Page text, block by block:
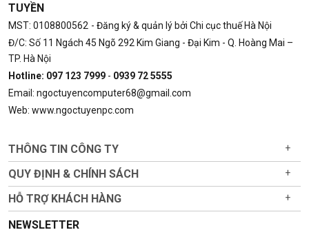
TUYỀN
MST: 0108800562 - Đăng ký & quản lý bởi Chi cục thuế Hà Nội
Đ/C: Số 11 Ngách 45 Ngõ 292 Kim Giang - Đại Kim - Q. Hoàng Mai –
TP. Hà Nội
Hotline: 097 123 7999 - 0939 72 5555
Email: ngoctuyencomputer68@gmail.com
Web: www.ngoctuyenpc.com
THÔNG TIN CÔNG TY +
QUY ĐỊNH & CHÍNH SÁCH +
HỖ TRỢ KHÁCH HÀNG +
NEWSLETTER